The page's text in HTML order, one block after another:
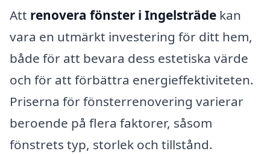
Att renovera fönster i Ingelsträde kan
vara en utmärkt investering för ditt hem,
både för att bevara dess estetiska värde
och för att förbättra energieffektiviteten.
Priserna för fönsterrenovering varierar
beroende på flera faktorer, såsom
fönstrets typ, storlek och tillstånd.